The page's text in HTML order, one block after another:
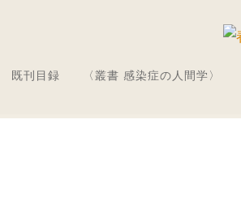
既刊目録 〈叢書 感染症の人間学〉